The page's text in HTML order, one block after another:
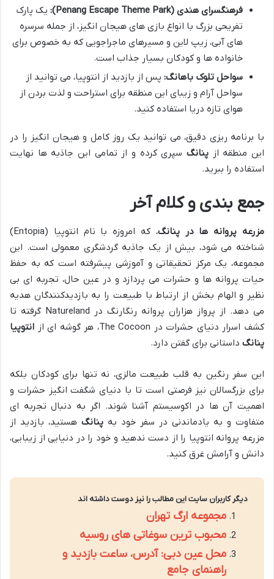
فرهنگسرای هندی (Penang Escape Theme Park):
یک پارک
تفریحی بزرگ با انواع بازی های هیجان انگیز، از جمله سرسره
های آبی، زیپ لاین و مسیرهای ماجراجویی که به خصوص برای
خانواده ها و کودکان بسیار جذاب است.
سواحل تلوک باهانگ: پس از بازدید از انتوپیا، می توانید از
سواحل آرام و زیبای این منطقه برای استراحت و لذت بردن از
هوای تازه دریا استفاده کنید.
با برنامه ریزی دقیق، می توانید یک روز کامل و هیجان انگیز را در
این منطقه از پنانگ سپری کرده و از تمامی این جاذبه ها نهایت
استفاده را ببرید.
جمع بندی و کلام آخر
مزرعه پروانه ها در پنانگ
، که امروزه با نام انتوپیا (Entopia)
شناخته می شود، بیش از یک جاذبه گردشگری معمولی است. این
مجموعه، یک مرکز تحقیقاتی و آموزشی پیشرفته است که به حفظ
حیات پروانه ها و حشرات می پردازد و در عین حال، تجربه ای بی
نظیر و الهام بخش از ارتباط با طبیعت را به بازدیدکنندگان هدیه
می دهد. از پرواز هزاران پروانه رنگارنگ در Natureland گرفته تا
کشف اسرار دنیای حشرات در The Cocoon، هر گوشه ای از
انتوپیا
پنانگ داستانی برای گفتن دارد.
این سفر رنگین به قلب طبیعت مالزی، نه تنها برای کودکان بلکه
برای بزرگسالان نیز فرصتی است تا با دنیای شگفت انگیز حشرات و
اهمیت آن ها در اکوسیستم آشنا شوند. اگر به دنبال تجربه ای
متفاوت و به یادماندنی در سفر خود به پنانگ هستید، بازدید از
مزرعه پروانه انتوپیا را از دست ندهید و خود را در دنیایی از زیبایی،
دانش و آرامش غرق کنید.
دیگر کاربران سایت این مطالب را نیز دوست داشته اند
مجموعه ارگ تهران
محبوب ترین سوغاتی های روسیه
محل عین دبی: آدرس، ساعت بازدید و
راهنمای جامع